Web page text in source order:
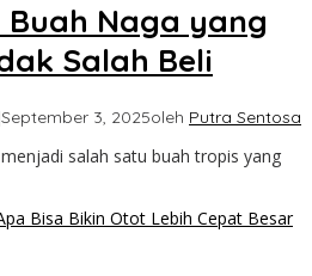
Buah Naga yang
Salah Beli
September 3, 2025oleh Putra Sentosa
salah satu buah tropis yang